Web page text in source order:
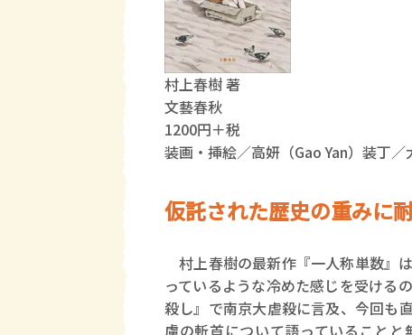
村上春樹 著
文藝春秋
1200円＋税
装画・挿絵／高妍（Gao Yan）装丁／
仮託された歴史の重みに
村上春樹の最新作『一人称単数』
っているような冷めた感じを受ける
殺し』で南京大虐殺に言及、今回も
虜の斬首について語っていること